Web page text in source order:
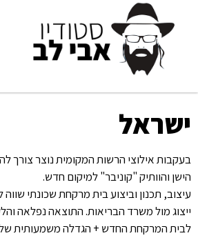
ישראל
בעקבות אילוצי הרשות המקומית נוצר צורך
הישן והוותיק "קוניבר" למיקום חדש.
עיצוב, תכנון וביצוע בית מרקחת שכונתי שווה
ייצוג מול משרד הבריאות. התוצאה נפלאה
לבית המרקחת החדש + הגדלה משמעותית של